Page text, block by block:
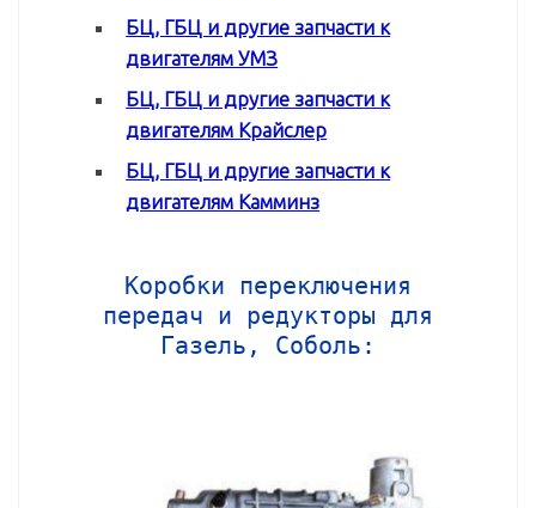
БЦ, ГБЦ и другие запчасти к
двигателям УМЗ
БЦ, ГБЦ и другие запчасти к
двигателям Крайслер
БЦ, ГБЦ и другие запчасти к
двигателям Камминз
Коробки переключения
передач и редукторы для
Газель, Соболь: